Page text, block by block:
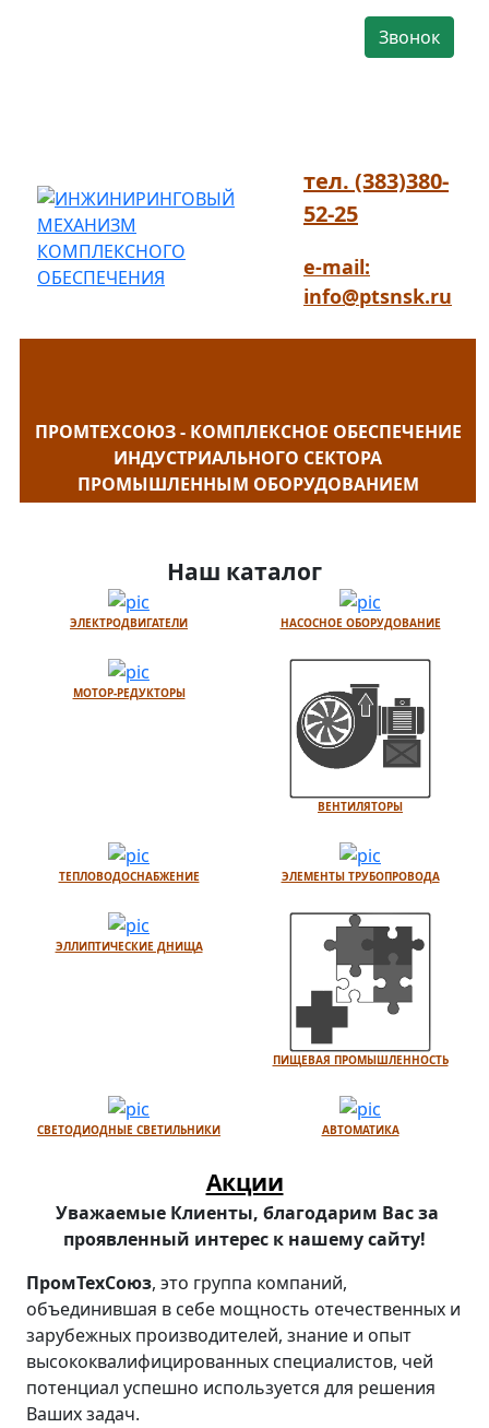
Звонок
тел. (383)380-
52-25
e-mail:
info@ptsnsk.ru
ПРОМТЕХСОЮЗ - КОМПЛЕКСНОЕ ОБЕСПЕЧЕНИЕ
ИНДУСТРИАЛЬНОГО СЕКТОРА
ПРОМЫШЛЕННЫМ ОБОРУДОВАНИЕМ
Наш каталог
ЭЛЕКТРОДВИГАТЕЛИ НАСОСНОЕ ОБОРУДОВАНИЕ
МОТОР-РЕДУКТОРЫ
ВЕНТИЛЯТОРЫ
ТЕПЛОВОДОСНАБЖЕНИЕ ЭЛЕМЕНТЫ ТРУБОПРОВОДА
ЭЛЛИПТИЧЕСКИЕ ДНИЩА
ПИЩЕВАЯ ПРОМЫШЛЕННОСТЬ
СВЕТОДИОДНЫЕ СВЕТИЛЬНИКИ АВТОМАТИКА
Акции
Уважаемые Клиенты, благодарим Вас за
проявленный интерес к нашему сайту!
ПромТехСоюз, это группа компаний,
объединившая в себе мощность отечественных и
зарубежных производителей, знание и опыт
высококвалифицированных специалистов, чей
потенциал успешно используется для решения
Ваших задач.